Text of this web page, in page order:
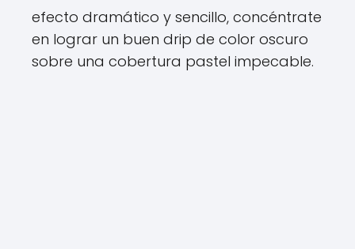
efecto dramático y sencillo, concéntrate
en lograr un buen drip de color oscuro
sobre una cobertura pastel impecable.